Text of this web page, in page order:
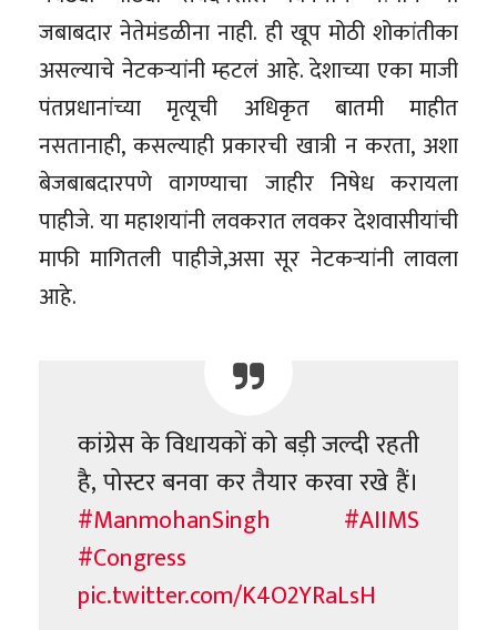
जबाबदार नेतेमंडळीना नाही. ही खूप मोठी शोकांतीका
असल्याचे नेटकऱ्यांनी म्हटलं आहे. देशाच्या एका माजी
पंतप्रधानांच्या मृत्यूची अधिकृत बातमी माहीत
नसतानाही, कसल्याही प्रकारची खात्री न करता, अशा
बेजबाबदारपणे वागण्याचा जाहीर निषेध करायला
पाहीजे. या महाशयांनी लवकरात लवकर देशवासीयांची
माफी मागितली पाहीजे,असा सूर नेटकऱ्यांनी लावला
आहे.
कांग्रेस के विधायकों को बड़ी जल्दी रहती
है, पोस्टर बनवा कर तैयार करवा रखे हैं।
#ManmohanSingh
#AIIMS
#Congress
pic.twitter.com/K4O2YRaLsH